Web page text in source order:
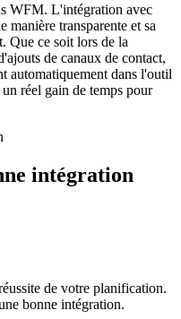
WFM. L'intégration avec
manière transparente et sa
Que ce soit lors de la
de canaux de contact,
automatiquement dans l'outil
réel gain de temps pour
intégration
de votre planification.
bonne intégration.